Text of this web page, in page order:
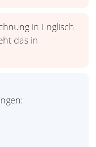
in Englisch
das in